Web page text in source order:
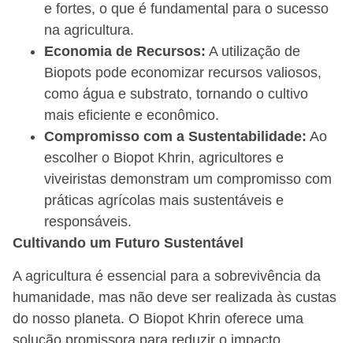
e fortes, o que é fundamental para o sucesso
na agricultura.
Economia de Recursos: A utilização de
Biopots pode economizar recursos valiosos,
como água e substrato, tornando o cultivo
mais eficiente e econômico.
Compromisso com a Sustentabilidade: Ao
escolher o Biopot Khrin, agricultores e
viveiristas demonstram um compromisso com
práticas agrícolas mais sustentáveis e
responsáveis.
Cultivando um Futuro Sustentável
A agricultura é essencial para a sobrevivência da
humanidade, mas não deve ser realizada às custas
do nosso planeta. O Biopot Khrin oferece uma
solução promissora para reduzir o impacto